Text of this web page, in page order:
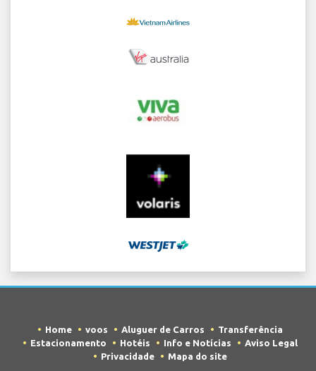
Home voos Aluguer de Carros
Transferência
Estacionamento
Hotéis Info e Notícias
Aviso Legal
Privacidade
Mapa do site